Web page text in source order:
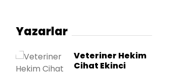
Yazarlar
Veteriner Hekim
Cihat Ekinci